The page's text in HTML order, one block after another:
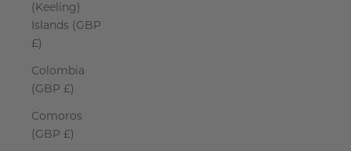
(Keeling)
Islands (GBP
£)
Colombia
(GBP £)
Comoros
(GBP £)